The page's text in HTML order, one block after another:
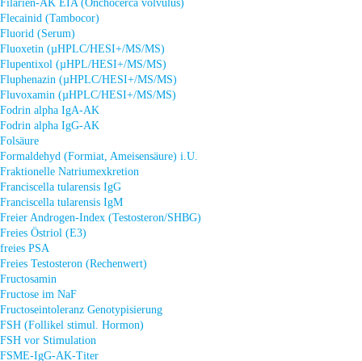
Filarien-AK EIA (Onchocerca volvulus)
Flecainid (Tambocor)
Fluorid (Serum)
Fluoxetin (µHPLC/HESI+/MS/MS)
Flupentixol (µHPL/HESI+/MS/MS)
Fluphenazin (µHPLC/HESI+/MS/MS)
Fluvoxamin (µHPLC/HESI+/MS/MS)
Fodrin alpha IgA-AK
Fodrin alpha IgG-AK
Folsäure
Formaldehyd (Formiat, Ameisensäure) i.U.
Fraktionelle Natriumexkretion
Franciscella tularensis IgG
Franciscella tularensis IgM
Freier Androgen-Index (Testosteron/SHBG)
Freies Östriol (E3)
freies PSA
Freies Testosteron (Rechenwert)
Fructosamin
Fructose im NaF
Fructoseintoleranz Genotypisierung
FSH (Follikel stimul. Hormon)
FSH vor Stimulation
FSME-IgG-AK-Titer